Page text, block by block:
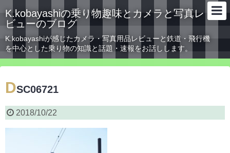
K.kobayashiの乗り物趣味とカメラと写真レ
ビューのブログ
K.kobayashiが感じたカメラ・写真用品レビューと鉄道・飛行機
を中心とした乗り物の知識と話題・速報をお話しします。
DSC06721
2018/10/22